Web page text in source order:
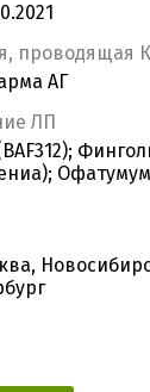
проводящая
АГ
ЛП